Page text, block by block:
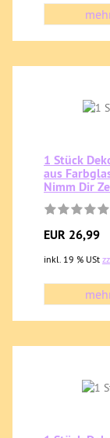
1 Stück
aus
Nimm Dir
EUR 26,99
inkl. 19 % USt